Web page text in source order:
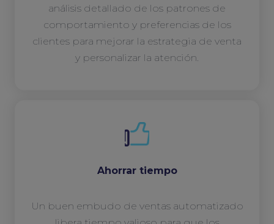
análisis detallado de los patrones de
comportamiento y preferencias de los
clientes para mejorar la estrategia de venta
y personalizar la atención.
Ahorrar tiempo
Un buen embudo de ventas automatizado